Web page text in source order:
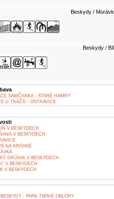
Beskydy /
Beskydy /
SAMČANKA - STARÉ HAMRY
U TKÁČŮ - OSTRAVICE
V BESKYDECH
V BESKYDECH
NA KRÁSNÉ
GRÚNIK V BESKYDECH
V BESKYDECH
V BESKYDECH
- PARK TMAVÉ OBLOHY